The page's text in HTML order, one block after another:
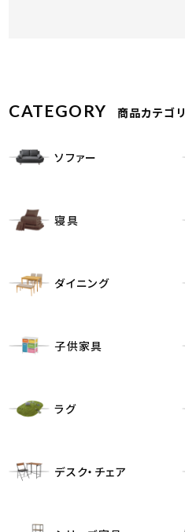
CATEGORY 商品カテゴリ
ソファー
寝具
ダイニング
子供家具
ラグ
デスク・チェア